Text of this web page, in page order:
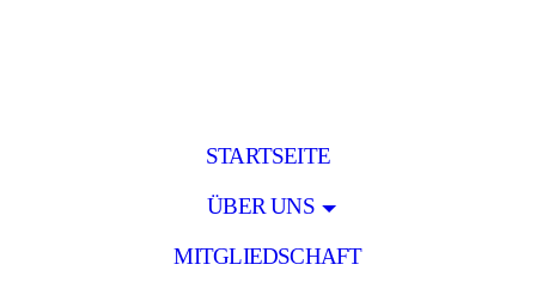
STARTSEITE
ÜBER UNS
MITGLIEDSCHAFT